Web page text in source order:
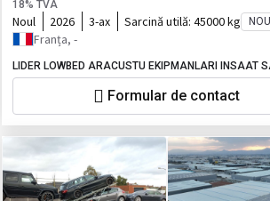
18% TVA
Noul 2026 3-ax Sarcină utilă: 45000 kg
Franța, -
LIDER LOWBED ARACUSTU EKIPMANLARI INSAAT
Formular de contact